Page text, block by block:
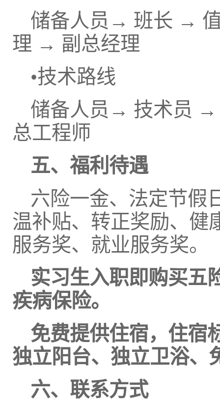
储备人员→ 班长 →
理 → 副总经理
•技术路线
储备人员→ 技术员
总工程师
五、福利待遇
六险一金、法定节假
温补贴、转正奖励、健
服务奖、就业服务奖。
实习生入职即购买五
疾病保险。
免费提供住宿，住宿
独立阳台、独立卫浴、
六、联系方式